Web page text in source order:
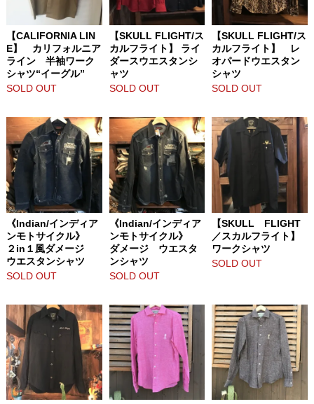
【CALIFORNIA LIN
E】 カリフォルニア
ライン 半袖ワーク
シャツ“イーグル”
SOLD OUT
【SKULL FLIGHT/ス
カルフライト】 ライ
ダースウエスタンシ
ャツ
SOLD OUT
【SKULL FLIGHT/ス
カルフライト】 レ
オパードウエスタン
シャツ
SOLD OUT
《Indian/インディア
ンモトサイクル》
２in１風ダメージ
ウエスタンシャツ
SOLD OUT
《Indian/インディア
ンモトサイクル》
ダメージ ウエスタ
ンシャツ
SOLD OUT
【SKULL FLIGHT
／スカルフライト】
ワークシャツ
SOLD OUT